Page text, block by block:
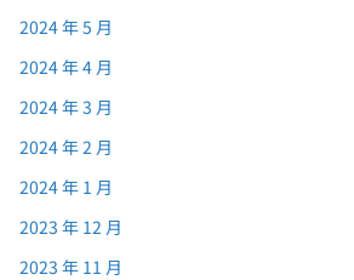
2024 年 5 月
2024 年 4 月
2024 年 3 月
2024 年 2 月
2024 年 1 月
2023 年 12 月
2023 年 11 月